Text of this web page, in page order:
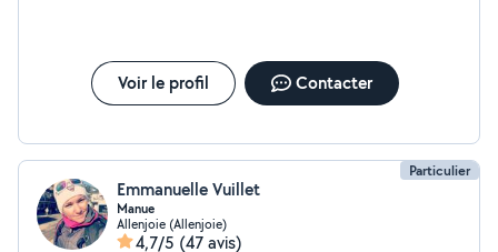
Voir le profil Contacter
Particulier
Emmanuelle Vuillet
Manue
Allenjoie (Allenjoie)
4,7/5 (47 avis)